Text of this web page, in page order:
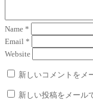
Name *
Email *
Website
新しいコメントをメ
新しい投稿をメール